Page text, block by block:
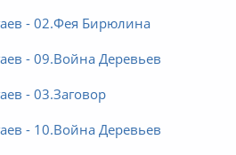
- 02.Фея Бирюлина
- 09.Война Деревьев
- 03.Заговор
- 10.Война Деревьев